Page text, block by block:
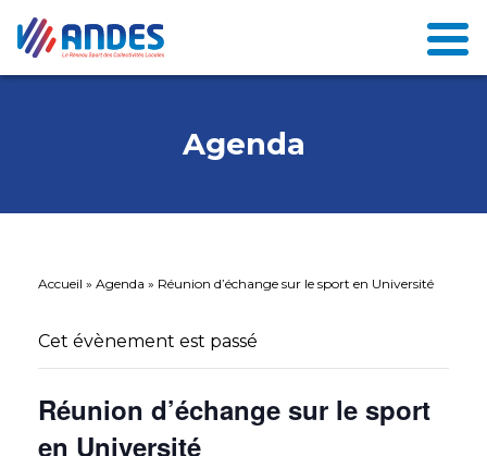
Agenda
Accueil » Agenda » Réunion d’échange sur le sport en Université
Cet évènement est passé
Réunion d’échange sur le sport
en Université